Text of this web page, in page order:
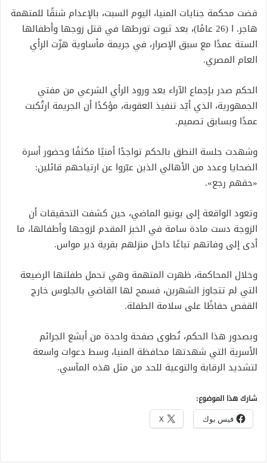
قضت محكمة جنايات المنيا، اليوم السبت، بالإعدام شنقًا للمتهمة
هاجر. ا (26 عامًا)، بعد ثبوت تورطها في قتل زوجها وأطفالها
الستة عمدًا مع سبق الإصرار، في جريمة مأساوية هزّت الرأي
العام المصري.
الحكم صدر بإجماع الآراء بعد ورود الرأي الشرعي من مفتي
الجمهورية، الذي أيّد تنفيذ العقوبة، مؤكدًا أن الجريمة ارتُكبت
عمدًا وبسابق تصميم.
وشهدت جلسة النطق بالحكم تواجدًا أمنيًا مكثفًا وحضور أسرة
الضحايا وعدد من الأهالي الذين عبّروا عن ارتياحهم قائلين:
«حقهم رجع».
وتعود الواقعة إلى يونيو الماضي، حين كشفت التحقيقات أن
الزوجة دست مادة سامة في الخبز المقدم لزوجها وأطفالها، ما
أدى إلى وفاتهم تباعًا داخل منزلهم بقرية دير مواس.
وخلال المحاكمة، ظهرت المتهمة وهي تحمل طفلتها الرضيعة
التي لم تتجاوز الشهرين، فسمح لها القاضي بالجلوس خارج
القفص حفاظًا على سلامة الطفلة.
وبصدور هذا الحكم، تُطوى صفحة واحدة من أبشع الجرائم
الأسرية التي شهدتها محافظة المنيا، وسط دعوات واسعة
لتشديد الرقابة والتوعية للحد من مثل هذه المآسي.
شارك هذا الموضوع:
فيس بوك X